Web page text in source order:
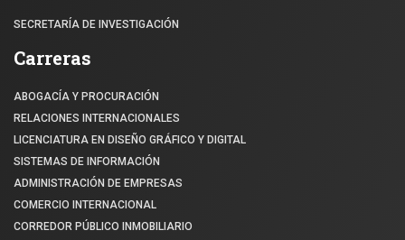
SECRETARÍA DE INVESTIGACIÓN
Carreras
ABOGACÍA Y PROCURACIÓN
RELACIONES INTERNACIONALES
LICENCIATURA EN DISEÑO GRÁFICO Y DIGITAL
SISTEMAS DE INFORMACIÓN
ADMINISTRACIÓN DE EMPRESAS
COMERCIO INTERNACIONAL
CORREDOR PÚBLICO INMOBILIARIO